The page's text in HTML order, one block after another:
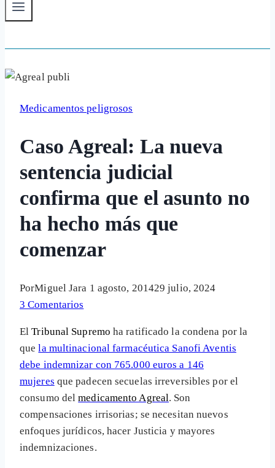
Medicamentos peligrosos
Caso Agreal: La nueva
sentencia judicial
confirma que el asunto no
ha hecho más que
comenzar
PorMiguel Jara 1 agosto, 201429 julio, 2024
3 Comentarios
ElTribunal Supremo ha ratificado la condena por la
quela multinacional farmacéutica Sanofi Aventis
debe indemnizar con 765.000 euros a 146
mujeres que padecen secuelas irreversibles por el
consumo delmedicamento Agreal. Son
compensaciones irrisorias; se necesitan nuevos
enfoques jurídicos, hacer Justicia y mayores
indemnizaciones.